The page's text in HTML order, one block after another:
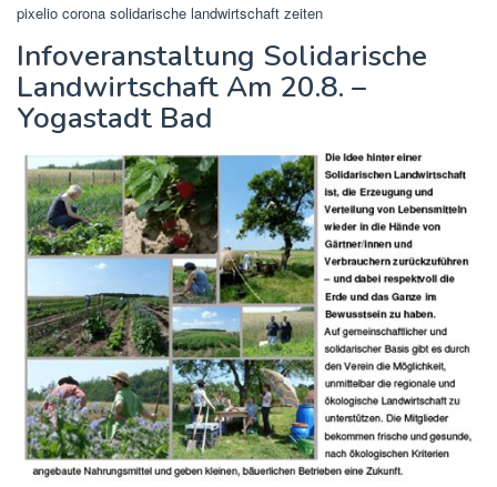
pixelio corona solidarische landwirtschaft zeiten
Infoveranstaltung Solidarische
Landwirtschaft Am 20.8. –
Yogastadt Bad